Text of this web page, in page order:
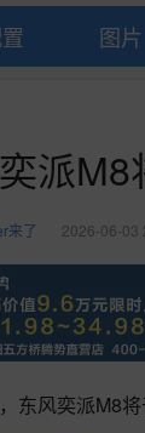
图片
派
来了 2026-06-03
东风奕派M8